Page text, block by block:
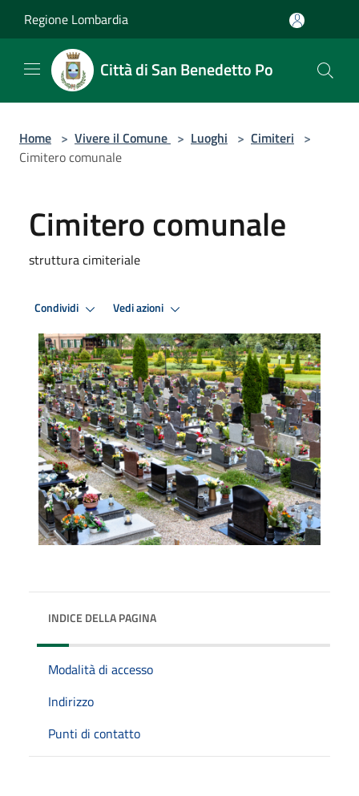
Regione Lombardia
Città di San Benedetto Po
Home > Vivere il Comune > Luoghi > Cimiteri >
Cimitero comunale
Cimitero comunale
struttura cimiteriale
Condividi Vedi azioni
INDICE DELLA PAGINA
Modalità di accesso
Indirizzo
Punti di contatto